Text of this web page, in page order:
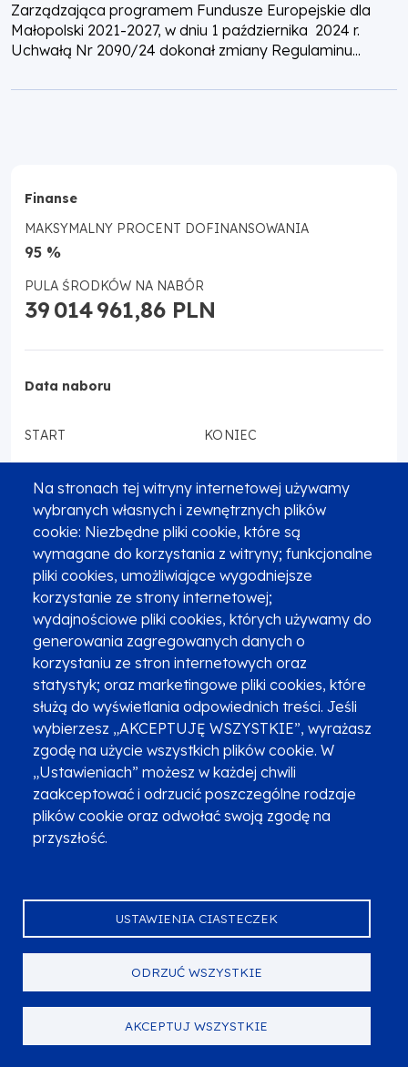
Na stronach tej witryny internetowej używamy
wybranych własnych i zewnętrznych plików
cookie: Niezbędne pliki cookie, które są
wymagane do korzystania z witryny; funkcjonalne
pliki cookies, umożliwiające wygodniejsze
korzystanie ze strony internetowej;
wydajnościowe pliki cookies, których używamy do
generowania zagregowanych danych o
korzystaniu ze stron internetowych oraz
statystyk; oraz marketingowe pliki cookies, które
służą do wyświetlania odpowiednich treści. Jeśli
wybierzesz „AKCEPTUJĘ WSZYSTKIE”, wyrażasz
zgodę na użycie wszystkich plików cookie. W
„Ustawieniach” możesz w każdej chwili
zaakceptować i odrzucić poszczególne rodzaje
plików cookie oraz odwołać swoją zgodę na
przyszłość.
USTAWIENIA CIASTECZEK
ODRZUĆ WSZYSTKIE
AKCEPTUJ WSZYSTKIE
Zarządzająca programem Fundusze Europejskie dla
Małopolski 2021-2027, w dniu 1 października 2024 r.
Uchwałą Nr 2090/24 dokonał zmiany Regulaminu...
Finanse
MAKSYMALNY PROCENT DOFINANSOWANIA
95 %
PULA ŚRODKÓW NA NABÓR
39 014 961,86 PLN
Data naboru
START
29.01.2024
KONIEC
20.03.2024
TERMIN ROZSTRZYGNIĘCIA
III kwartał 2024 r.
INSTYTUCJA PRZYJMUJĄCA WNIOSKI O
DOFINANSOWANIE
Małopolskie Centrum Przedsiębiorczości
ul. Armii Krajowej 16
30-150
Kraków
Kontakt do organizatora naboru:
info@mcp.malopolska.pl